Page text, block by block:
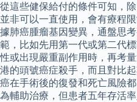
從這些健保給付的條件可知，
並非可以一直使用，會有療程
據肺癌腫瘤基因變異，通盤思
範，比如先用第一代或第二代
性或出現嚴重副作用時，再考
港的頭號癌症殺手，而且對比
癌在手術後的復發和死亡風險
為輔助治療，但患者五年存活